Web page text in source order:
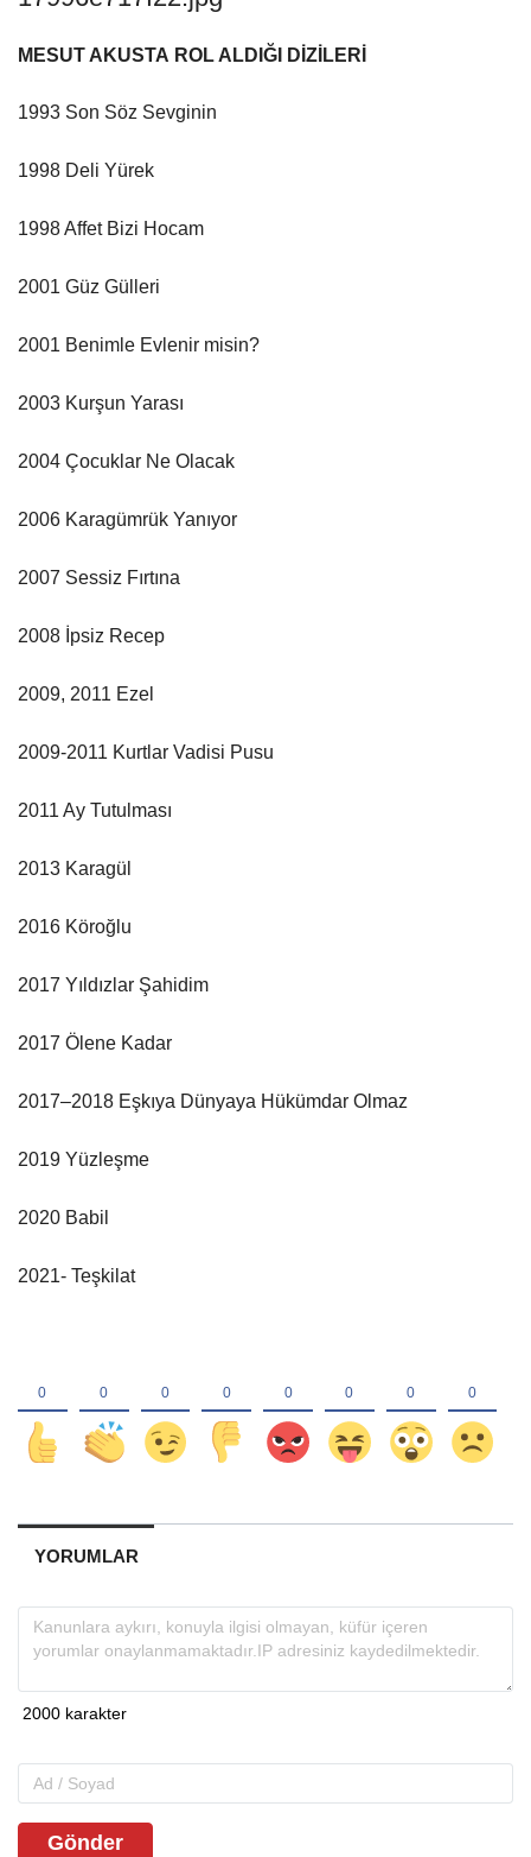
MESUT AKUSTA ROL ALDIĞI DİZİLERİ
1993 Son Söz Sevginin
1998 Deli Yürek
1998 Affet Bizi Hocam
2001 Güz Gülleri
2001 Benimle Evlenir misin?
2003 Kurşun Yarası
2004 Çocuklar Ne Olacak
2006 Karagümrük Yanıyor
2007 Sessiz Fırtına
2008 İpsiz Recep
2009, 2011 Ezel
2009-2011 Kurtlar Vadisi Pusu
2011 Ay Tutulması
2013 Karagül
2016 Köroğlu
2017 Yıldızlar Şahidim
2017 Ölene Kadar
2017–2018 Eşkıya Dünyaya Hükümdar Olmaz
2019 Yüzleşme
2020 Babil
2021- Teşkilat
YORUMLAR
Gönder